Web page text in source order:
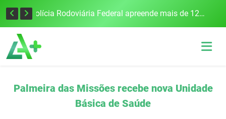
Tecnologia inovadora desenvolvida na UFSM/FW utiliza drones e IA para monitorar a qualidade da água Polícia Rodoviária Federal apreende mais de 120 quilos de maconha na BR-386, em Frederico Westphalen
Palmeira das Missões recebe nova Unidade
Básica de Saúde